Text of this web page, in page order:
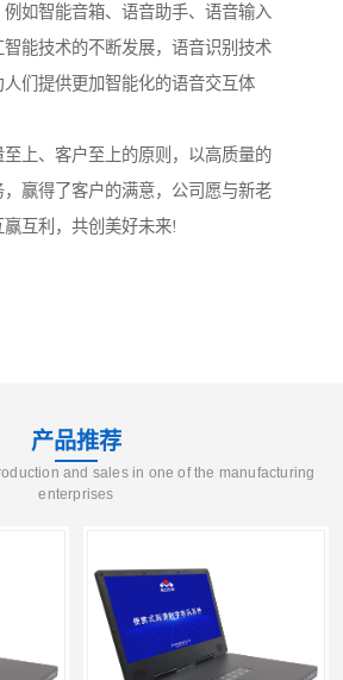
如智能音箱、语音助手、语音输入
能技术的不断发展，语音识别技术
们提供更加智能化的语音交互体
上、客户至上的原则，以高质量的
赢得了客户的满意，公司愿与新老
互利，共创美好未来!
产品推荐
and sales in one of the manufacturing
enterprises